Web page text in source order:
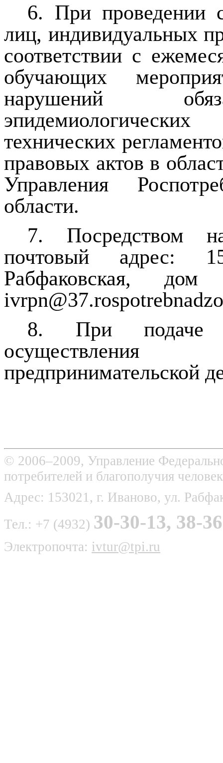
6. При проведении
лиц, индивидуальных
соответствии с
обучающих
нарушений
технических
правовых актов в
Управления
области.
7. Посредством
почтовый адрес:
Рабфаковская,
8. При подаче
предпринимательской
© 2006–2009, Управление
потребителей и благополучия
Адрес: 153021, г. Иваново, ул.
Тел.: +7 (4932) 30-30-13, 38-
Электропочта: ivtur@tpi.ru